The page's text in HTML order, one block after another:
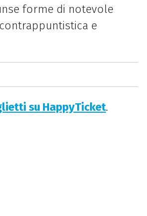
forme di notevole
e
su HappyTicket.